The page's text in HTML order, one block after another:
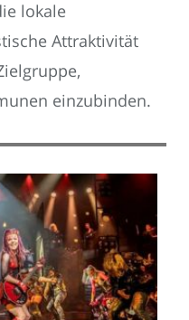
lokale
Attraktivität
einzubinden.